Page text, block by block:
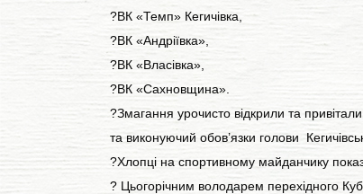
?ВК «Темп» Кегичівка,
?ВК «Андріївка»,
?ВК «Власівка»,
?ВК «Сахновщина».
?Змагання урочисто відкрили та
та виконуючий обов’язки голови
?Хлопці на спортивному майданчику
? Цьогорічним володарем перехідного